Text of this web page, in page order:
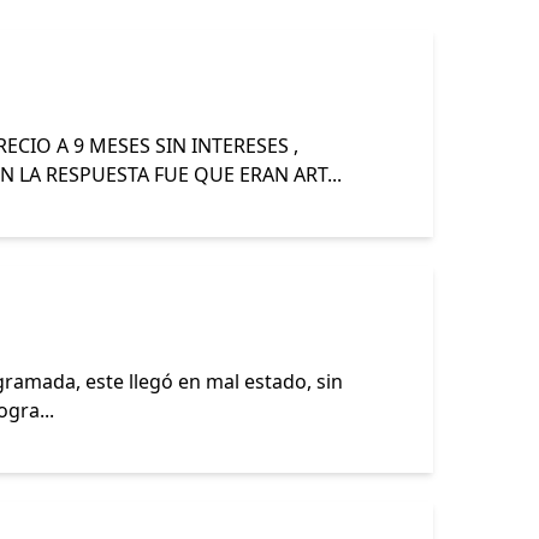
A 9 MESES SIN INTERESES ,
RESPUESTA FUE QUE ERAN ART...
este llegó en mal estado, sin